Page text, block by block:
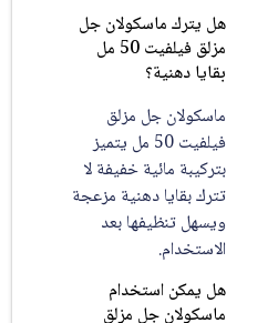
هل يترك ماسكولان جل
مزلق فيلفيت 50 مل
بقايا دهنية؟
ماسكولان جل مزلق
فيلفيت 50 مل يتميز
بتركيبة مائية خفيفة لا
تترك بقايا دهنية مزعجة
ويسهل تنظيفها بعد
الاستخدام.
هل يمكن استخدام
ماسكولان جل مزلق